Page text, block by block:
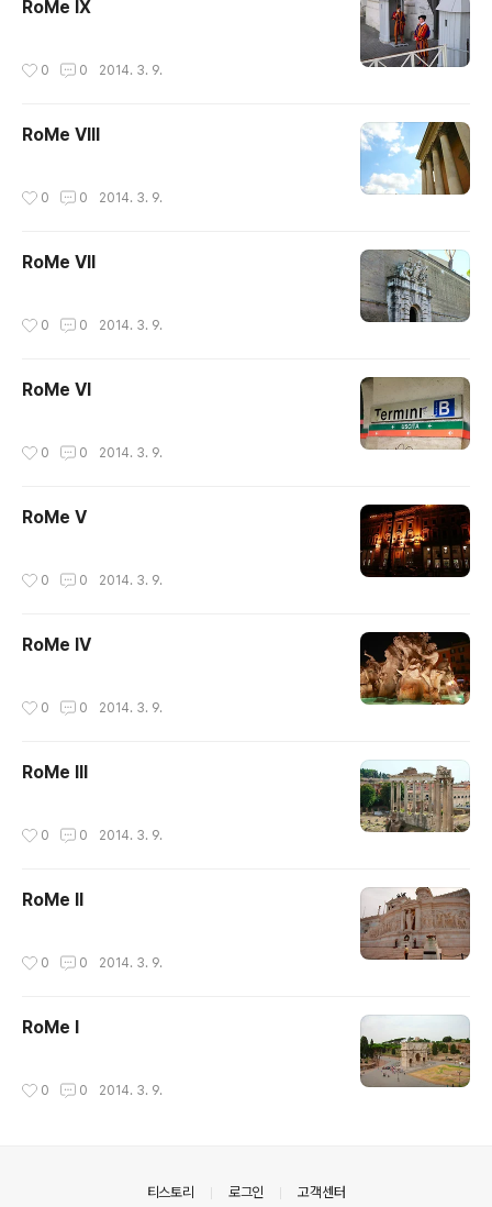
RoMe IX
0 0 2014. 3. 9.
RoMe VIII
0 0 2014. 3. 9.
RoMe VII
0 0 2014. 3. 9.
RoMe VI
0 0 2014. 3. 9.
RoMe V
0 0 2014. 3. 9.
RoMe IV
0 0 2014. 3. 9.
RoMe III
0 0 2014. 3. 9.
RoMe II
0 0 2014. 3. 9.
RoMe I
0 0 2014. 3. 9.
티스토리 로그인 고객센터